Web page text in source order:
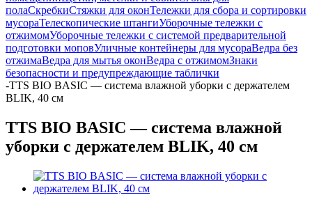
полаСкребкиСтяжки для оконТележки для сбора и сортировки
мусораТелескопические штангиУборочные тележки с
отжимомУборочные тележки с системой предварительной
подготовки моповУличные контейнеры для мусораВедра без
отжимаВедра для мытья оконВедра с отжимомЗнаки
безопасности и предупреждающие таблички
-TTS BIO BASIC — система влажной уборки с держателем
BLIK, 40 см
TTS BIO BASIC — система влажной
уборки с держателем BLIK, 40 см